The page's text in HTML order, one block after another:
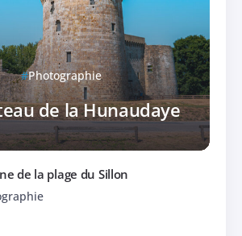
Photographie
de la Hunaudaye
de la plage du Sillon